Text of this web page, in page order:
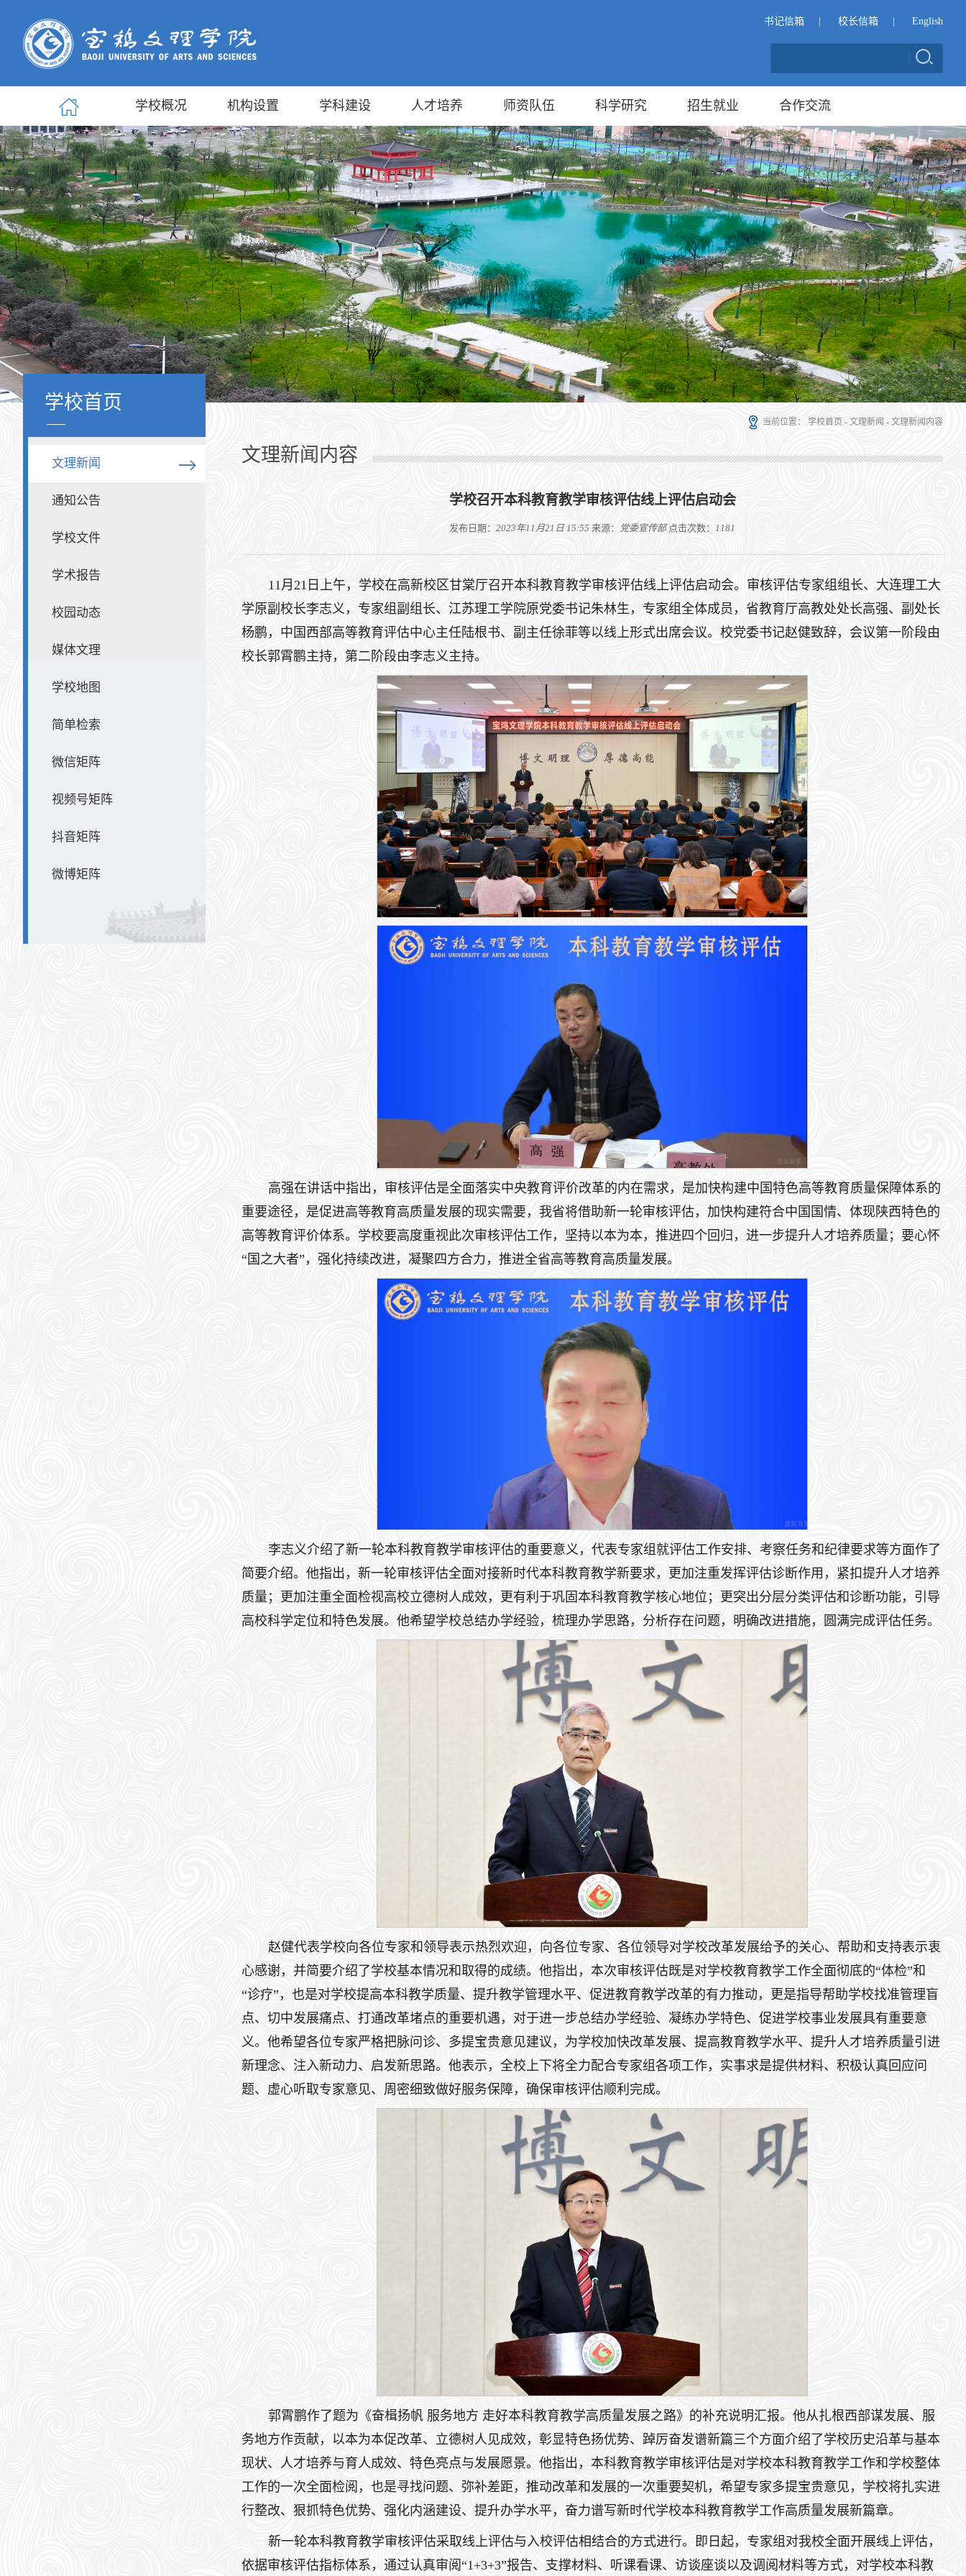
书记信箱 校长信箱 English
学校概况 机构设置 学科建设 人才培养 师资队伍 科学研究 招生就业 合作交流
学校首页
文理新闻
通知公告
学校文件
学术报告
校园动态
媒体文理
学校地图
简单检索
微信矩阵
视频号矩阵
抖音矩阵
微博矩阵
当前位置： 学校首页 - 文理新闻 - 文理新闻内容
文理新闻内容
学校召开本科教育教学审核评估线上评估启动会
发布日期： 2023年11月21日 15:55 来源： 党委宣传部 点击次数： 1181
11月21日上午，学校在高新校区甘棠厅召开本科教育教学审核评估线上评估启动会。审核评估专家组组长、大连理工大
学原副校长李志义，专家组副组长、江苏理工学院原党委书记朱林生，专家组全体成员，省教育厅高教处处长高强、副处长
杨鹏，中国西部高等教育评估中心主任陆根书、副主任徐菲等以线上形式出席会议。校党委书记赵健致辞，会议第一阶段由
校长郭霄鹏主持，第二阶段由李志义主持。
高强在讲话中指出，审核评估是全面落实中央教育评价改革的内在需求，是加快构建中国特色高等教育质量保障体系的
重要途径，是促进高等教育高质量发展的现实需要，我省将借助新一轮审核评估，加快构建符合中国国情、体现陕西特色的
高等教育评价体系。学校要高度重视此次审核评估工作，坚持以本为本，推进四个回归，进一步提升人才培养质量；要心怀
“国之大者”，强化持续改进，凝聚四方合力，推进全省高等教育高质量发展。
李志义介绍了新一轮本科教育教学审核评估的重要意义，代表专家组就评估工作安排、考察任务和纪律要求等方面作了
简要介绍。他指出，新一轮审核评估全面对接新时代本科教育教学新要求，更加注重发挥评估诊断作用，紧扣提升人才培养
质量；更加注重全面检视高校立德树人成效，更有利于巩固本科教育教学核心地位；更突出分层分类评估和诊断功能，引导
高校科学定位和特色发展。他希望学校总结办学经验，梳理办学思路，分析存在问题，明确改进措施，圆满完成评估任务。
赵健代表学校向各位专家和领导表示热烈欢迎，向各位专家、各位领导对学校改革发展给予的关心、帮助和支持表示衷
心感谢，并简要介绍了学校基本情况和取得的成绩。他指出，本次审核评估既是对学校教育教学工作全面彻底的“体检”和
“诊疗”，也是对学校提高本科教学质量、提升教学管理水平、促进教育教学改革的有力推动，更是指导帮助学校找准管理盲
点、切中发展痛点、打通改革堵点的重要机遇，对于进一步总结办学经验、凝练办学特色、促进学校事业发展具有重要意
义。他希望各位专家严格把脉问诊、多提宝贵意见建议，为学校加快改革发展、提高教育教学水平、提升人才培养质量引进
新理念、注入新动力、启发新思路。他表示，全校上下将全力配合专家组各项工作，实事求是提供材料、积极认真回应问
题、虚心听取专家意见、周密细致做好服务保障，确保审核评估顺利完成。
郭霄鹏作了题为《奋楫扬帆 服务地方 走好本科教育教学高质量发展之路》的补充说明汇报。他从扎根西部谋发展、服
务地方作贡献，以本为本促改革、立德树人见成效，彰显特色扬优势、踔厉奋发谱新篇三个方面介绍了学校历史沿革与基本
现状、人才培养与育人成效、特色亮点与发展愿景。他指出，本科教育教学审核评估是对学校本科教育教学工作和学校整体
工作的一次全面检阅，也是寻找问题、弥补差距，推动改革和发展的一次重要契机，希望专家多提宝贵意见，学校将扎实进
行整改、狠抓特色优势、强化内涵建设、提升办学水平，奋力谱写新时代学校本科教育教学工作高质量发展新篇章。
新一轮本科教育教学审核评估采取线上评估与入校评估相结合的方式进行。即日起，专家组对我校全面开展线上评估，
依据审核评估指标体系，通过认真审阅“1+3+3”报告、支撑材料、听课看课、访谈座谈以及调阅材料等方式，对学校本科教